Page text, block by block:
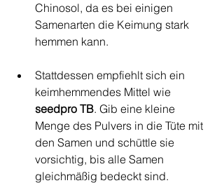
Chinosol, da es bei einigen
Samenarten die Keimung stark
hemmen kann.
Stattdessen empfiehlt sich ein
keimhemmendes Mittel wie
seedpro TB. Gib eine kleine
Menge des Pulvers in die Tüte mit
den Samen und schüttle sie
vorsichtig, bis alle Samen
gleichmäßig bedeckt sind.